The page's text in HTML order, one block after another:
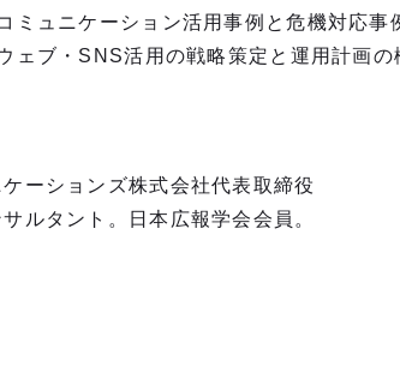
ニケーション活用事例と危機対応事
・SNS活用の戦略策定と運用計画の
ーションズ株式会社代表取締役
ルタント。日本広報学会会員。